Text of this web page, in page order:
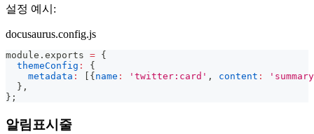
설정 예시:
docusaurus.config.js
module . exports = {
themeConfig :
{
metadata : { name : 'twitter:card' , content :
} ,
} ;
알림표시줄